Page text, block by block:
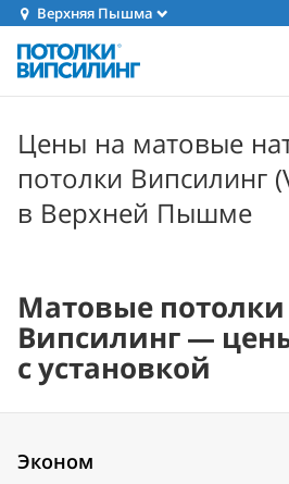
Верхняя Пышма
Цены на матовые
потолки Випсилинг
в Верхней Пышме
Матовые потолки
Випсилинг —
с установкой
Эконом